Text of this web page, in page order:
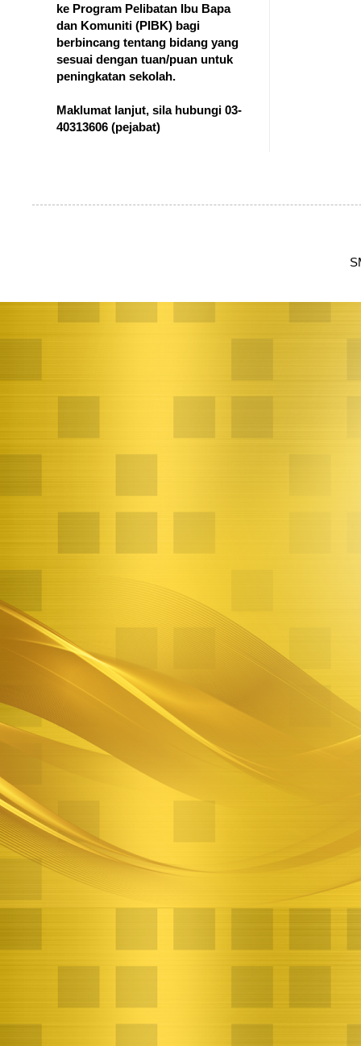
ke Program Pelibatan Ibu Bapa
dan Komuniti (PIBK) bagi
berbincang tentang bidang yang
sesuai dengan tuan/puan untuk
peningkatan sekolah.
Maklumat lanjut, sila hubungi 03-
40313606 (pejabat)